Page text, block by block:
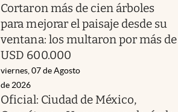
Cortaron más de cien árboles
para mejorar el paisaje desde su
ventana: los multaron por más de
USD 600.000
viernes, 07 de Agosto
de 2026
Oficial: Ciudad de México,